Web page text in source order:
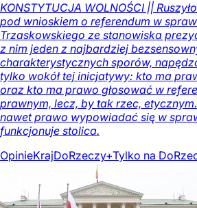
KONSTYTUCJA WOLNOŚCI ||
pod wnioskiem o referendum w
Trzaskowskiego ze stanowiska
z nim jeden z najbardziej
charakterystycznych sporów,
tylko wokół tej inicjatywy: kto ma
oraz kto ma prawo głosować w
prawnym, lecz, by tak rzec,
nawet prawo wypowiadać się w
funkcjonuje stolica.
OpinieKrajDoRzeczy+Tylko na